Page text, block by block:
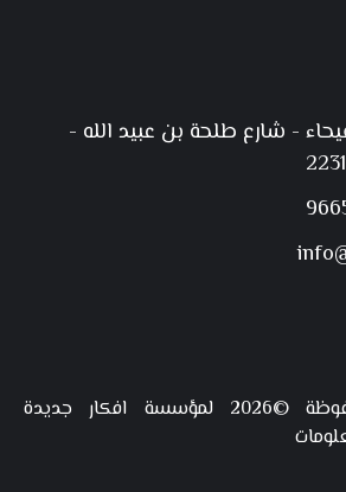
- شارع طلحة بن عبيد الله -
جميع الحقوق محفوظة ©2026 لمؤسسة افكار جديدة